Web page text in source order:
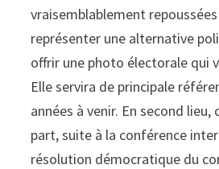
vraisemblablement
représenter une alternative
offrir une photo électorale qui
Elle servira de principale
années à venir. En second
part, suite à la conférence
résolution démocratique du